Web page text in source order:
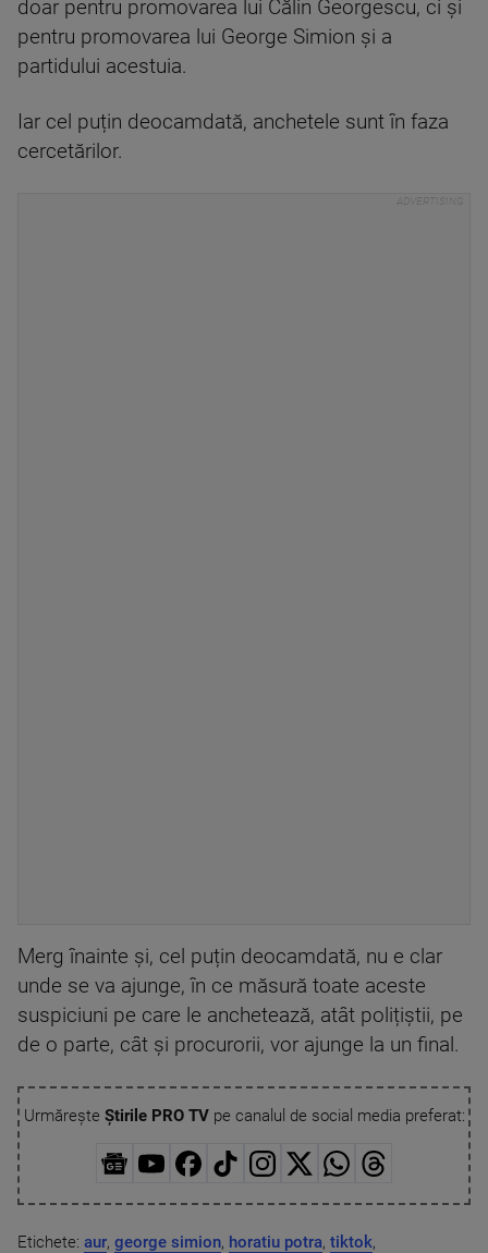
doar pentru promovarea lui Călin Georgescu, ci și
pentru promovarea lui George Simion și a
partidului acestuia.
Iar cel puțin deocamdată, anchetele sunt în faza
cercetărilor.
Merg înainte și, cel puțin deocamdată, nu e clar
unde se va ajunge, în ce măsură toate aceste
suspiciuni pe care le anchetează, atât polițiștii, pe
de o parte, cât și procurorii, vor ajunge la un final.
Urmărește Știrile PRO TVpe canalul de social media preferat:
Etichete: aur, george simion, horatiu potra, tiktok,